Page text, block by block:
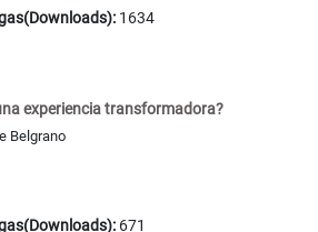
1634
experiencia transformadora?
Belgrano
671